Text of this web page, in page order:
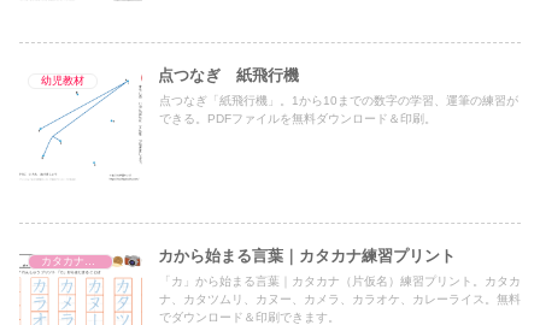
幼児教材 点つなぎ 紙飛行機
点つなぎ「紙飛行機」。1から10までの数字の学習、運筆の練習が
できる。PDFファイルを無料ダウンロード＆印刷。
カタカナ練習プリント カから始まる言葉｜カタカナ練習プリント
「カ」から始まる言葉｜カタカナ（片仮名）練習プリント。カタカ
ナ、カタツムリ、カヌー、カメラ、カラオケ、カレーライス。無料
でダウンロード＆印刷できます。